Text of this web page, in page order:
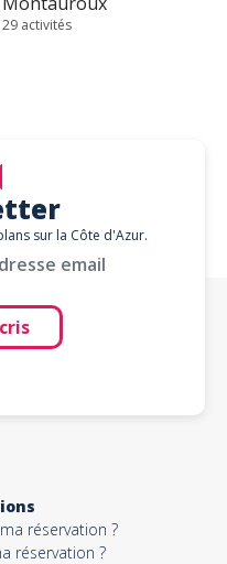
29 activités
sur la Côte d'Azur.
email
réservation ?
réservation ?